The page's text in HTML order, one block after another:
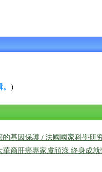
)
的基因保護 / 法國國家科學研
華裔肝癌專家盧頎淥 終身成